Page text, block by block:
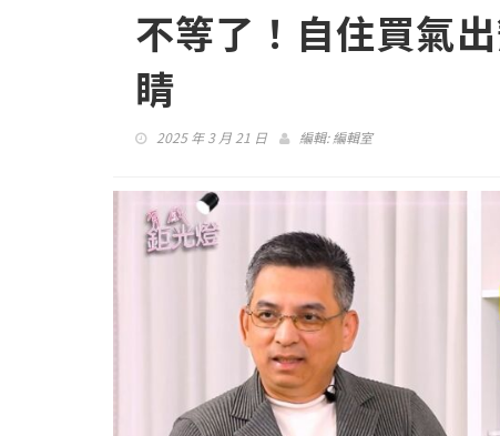
不等了！自住買氣
睛
2025 年 3 月 21 日 編輯:編輯室